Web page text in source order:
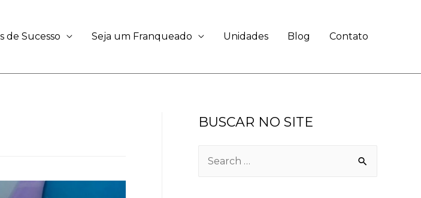
de Sucesso Seja um Franqueado Unidades Blog Contato
BUSCAR NO SITE